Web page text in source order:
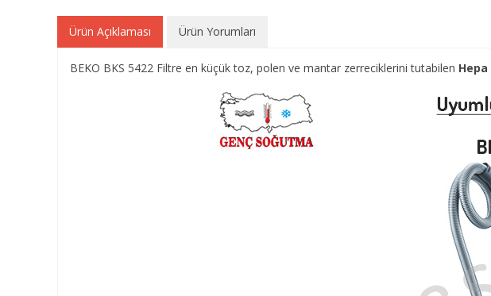
Ürün Açıklaması Ürün Yorumları
BEKO BKS 5422 Filtre en küçük toz, polen ve mantar zerreciklerini tutabilen Hepa